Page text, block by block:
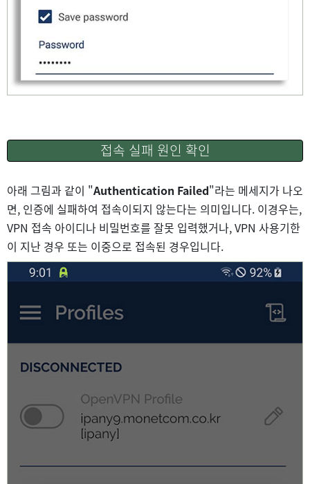
접속 실패 원인 확인
아래 그림과 같이 "Authentication Failed"라는 메세지가 나오
면, 인증에 실패하여 접속이되지 않는다는 의미입니다. 이경우는,
VPN 접속 아이디나 비밀번호를 잘못 입력했거나, VPN 사용기한
이 지난 경우 또는 이중으로 접속된 경우입니다.